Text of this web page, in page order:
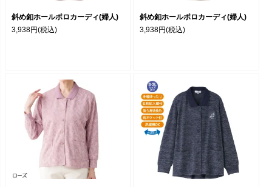
斜め釦ホールポロカーディ(婦人)
3,938円(税込)
斜め釦ホールポロカーディ(婦人)
3,938円(税込)